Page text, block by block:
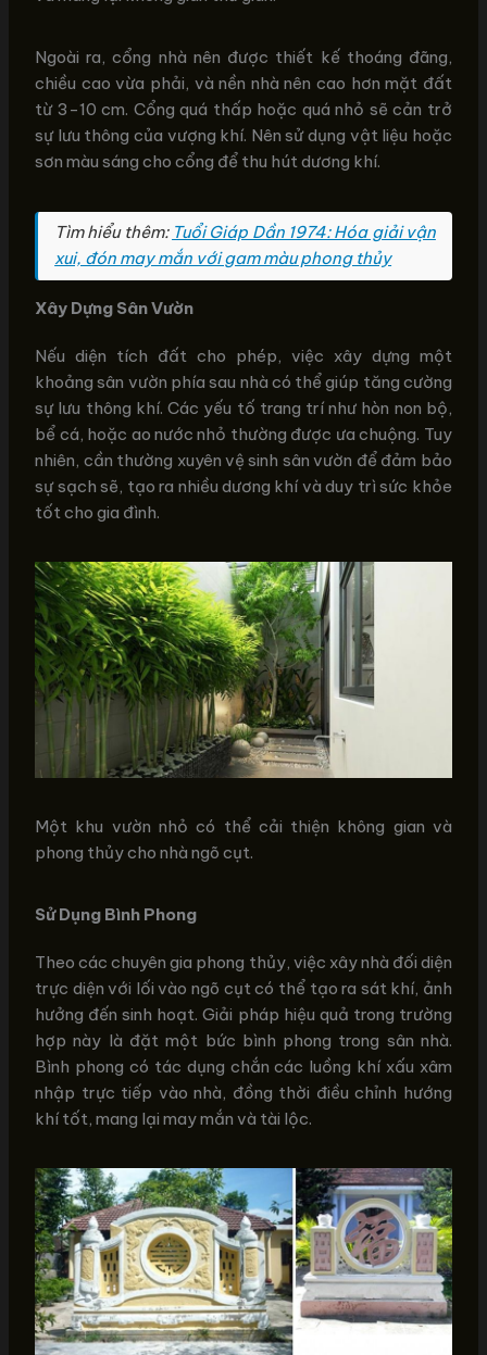
Ngoài ra, cổng nhà nên được thiết kế thoáng đãng,
chiều cao vừa phải, và nền nhà nên cao hơn mặt đất
từ 3-10 cm. Cổng quá thấp hoặc quá nhỏ sẽ cản trở
sự lưu thông của vượng khí. Nên sử dụng vật liệu hoặc
sơn màu sáng cho cổng để thu hút dương khí.
Tìm hiểu thêm: Tuổi Giáp Dần 1974: Hóa giải vận
xui, đón may mắn với gam màu phong thủy
Xây Dựng Sân Vườn
Nếu diện tích đất cho phép, việc xây dựng một
khoảng sân vườn phía sau nhà có thể giúp tăng cường
sự lưu thông khí. Các yếu tố trang trí như hòn non bộ,
bể cá, hoặc ao nước nhỏ thường được ưa chuộng. Tuy
nhiên, cần thường xuyên vệ sinh sân vườn để đảm bảo
sự sạch sẽ, tạo ra nhiều dương khí và duy trì sức khỏe
tốt cho gia đình.
Một khu vườn nhỏ có thể cải thiện không gian và
phong thủy cho nhà ngõ cụt.
Sử Dụng Bình Phong
Theo các chuyên gia phong thủy, việc xây nhà đối diện
trực diện với lối vào ngõ cụt có thể tạo ra sát khí, ảnh
hưởng đến sinh hoạt. Giải pháp hiệu quả trong trường
hợp này là đặt một bức bình phong trong sân nhà.
Bình phong có tác dụng chắn các luồng khí xấu xâm
nhập trực tiếp vào nhà, đồng thời điều chỉnh hướng
khí tốt, mang lại may mắn và tài lộc.